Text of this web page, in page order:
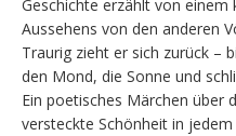
Geschichte erzählt von einem
Aussehens von den anderen
Traurig zieht er sich zurück –
den Mond, die Sonne und
Ein poetisches Märchen über
versteckte Schönheit in